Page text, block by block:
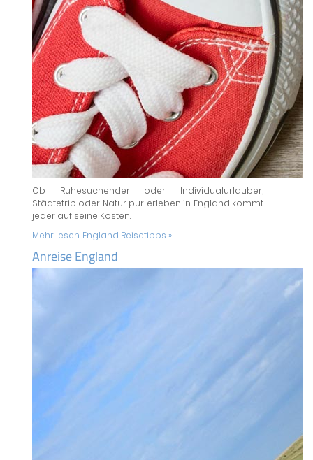
Ob Ruhesuchender oder Individualurlauber,
Städtetrip oder Natur pur erleben in England kommt
jeder auf seine Kosten.
Mehr lesen: England Reisetipps »
Anreise England